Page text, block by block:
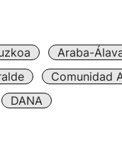
Araba-
Comunidad
DANA